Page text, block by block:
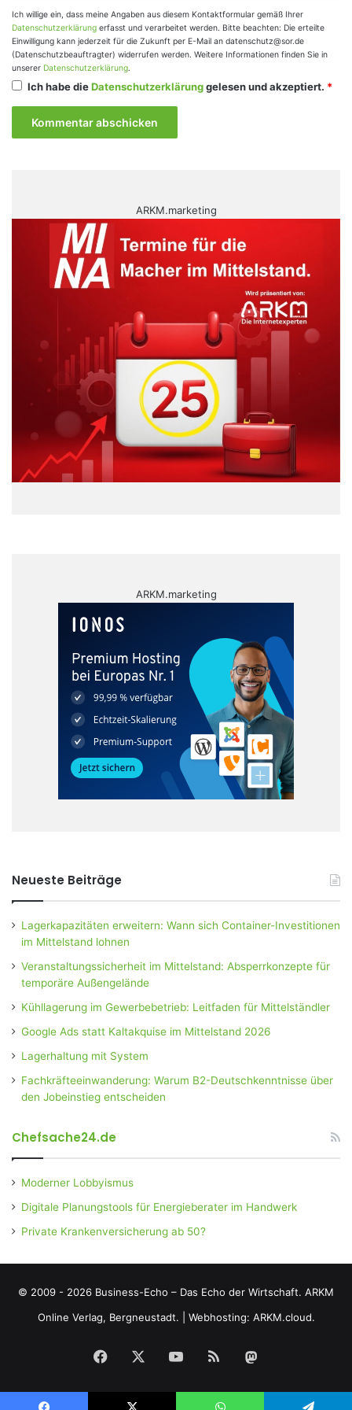
Ich willige ein, dass meine Angaben aus diesem Kontaktformular gemäß Ihrer
Datenschutzerklärung erfasst und verarbeitet werden. Bitte beachten: Die erteilte
Einwilligung kann jederzeit für die Zukunft per E-Mail an datenschutz@sor.de
(Datenschutzbeauftragter) widerrufen werden. Weitere Informationen finden Sie in
unserer Datenschutzerklärung.
Ich habe dieDatenschutzerklärunggelesen und akzeptiert. *
ARKM.marketing
ARKM.marketing
Neueste Beiträge
Lagerkapazitäten erweitern: Wann sich Container-Investitionen
im Mittelstand lohnen
Veranstaltungssicherheit im Mittelstand: Absperrkonzepte für
temporäre Außengelände
Kühllagerung im Gewerbebetrieb: Leitfaden für Mittelständler
Google Ads statt Kaltakquise im Mittelstand 2026
Lagerhaltung mit System
Fachkräfteeinwanderung: Warum B2-Deutschkenntnisse über
den Jobeinstieg entscheiden
Chefsache24.de
Moderner Lobbyismus
Digitale Planungstools für Energieberater im Handwerk
Private Krankenversicherung ab 50?
© 2009 - 2026 Business-Echo – Das Echo der Wirtschaft. ARKM
Online Verlag, Bergneustadt.
Webhosting: ARKM.cloud.
Facebook YouTubeRSS